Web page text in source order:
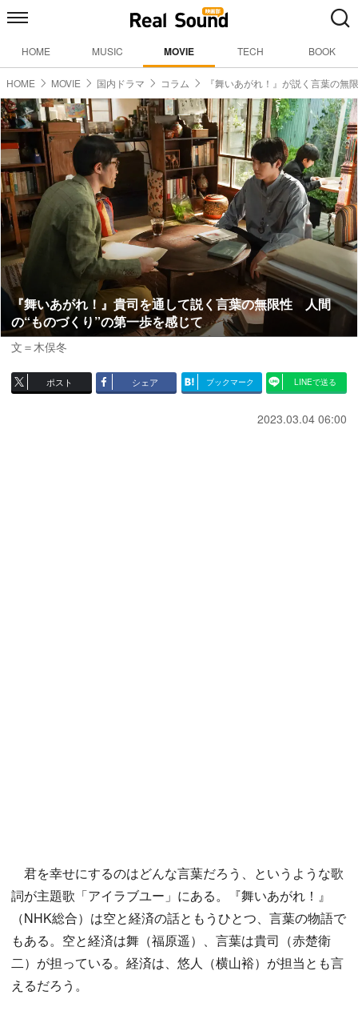
HOME MUSIC MOVIE TECH BOOK
HOME MOVIE 国内ドラマ コラム 『舞いあがれ！』が説く言葉の無
『舞いあがれ！』貴司を通して説く言葉の無限性 人間
の“ものづくり”の第一歩を感じて
文＝木俣冬
ポスト シェア ブックマーク LINEで送る
2023.03.04 06:00
君を幸せにするのはどんな言葉だろう、というような歌
詞が主題歌「アイラブユー」にある。『舞いあがれ！』
（NHK総合）は空と経済の話ともうひとつ、言葉の物語で
もある。空と経済は舞（福原遥）、言葉は貴司（赤楚衛
二）が担っている。経済は、悠人（横山裕）が担当とも言
えるだろう。